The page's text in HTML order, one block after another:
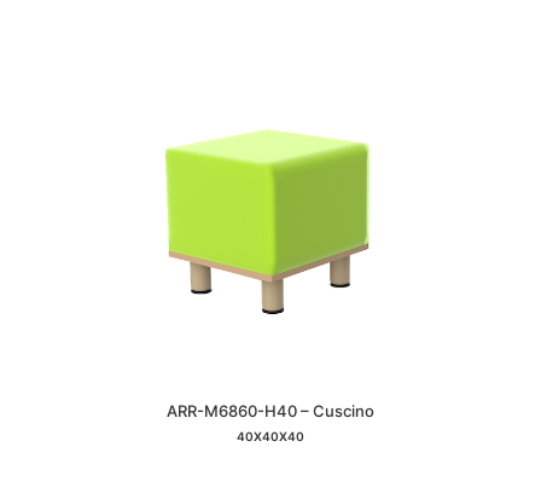
ARR-M6860-H40 – Cuscino
40X40X40